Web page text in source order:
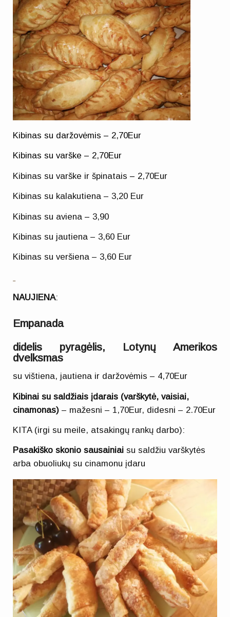
Kibinas su daržovėmis – 2,70Eur
Kibinas su varške – 2,70Eur
Kibinas su varške ir špinatais– 2,70Eur
Kibinas su kalakutiena – 3,20 Eur
Kibinas su aviena– 3,90
Kibinas su jautiena – 3,60 Eur
Kibinas su veršiena – 3,60 Eur
NAUJIENA:
Empanada
didelis pyragėlis, Lotynų Amerikos
dvelksmas
su vištiena, jautiena ir daržovėmis – 4,70Eur
Kibinai su saldžiais įdarais (varškytė, vaisiai,
cinamonas) – mažesni – 1,70Eur, didesni – 2.70Eur
KITA (irgi su meile, atsakingų rankų darbo):
Pasakiško skonio sausainiai su saldžiu varškytės
arba obuoliukų su cinamonu įdaru